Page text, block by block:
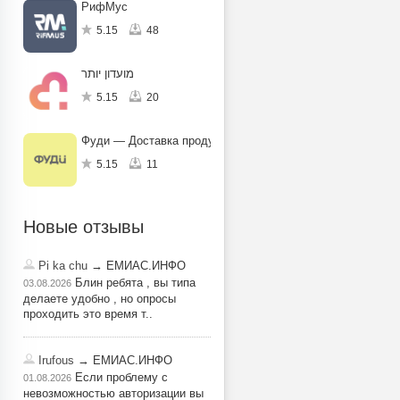
РифМус
5.15 48
מועדון יותר
5.15 20
Фуди — Доставка продуктов, еды
5.15 11
Новые отзывы
Pi ka chu → ЕМИАС.ИНФО
03.08.2026 Блин ребята , вы типа
делаете удобно , но опросы
проходить это время т..
Irufous → ЕМИАС.ИНФО
01.08.2026 Если проблему с
невозможностью авторизации вы